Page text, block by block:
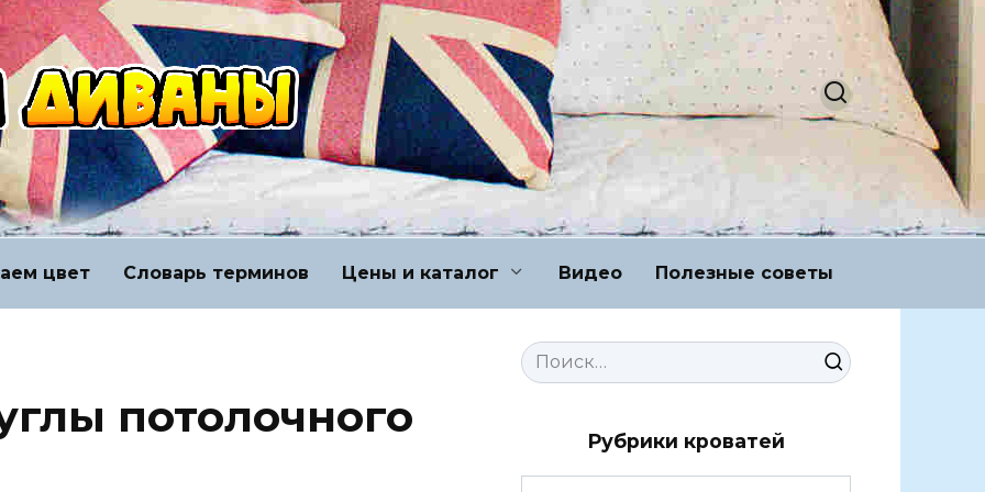
цвет Словарь терминов Цены и каталог Видео Полезные советы
потолочного
Search
for:
Рубрики кроватей